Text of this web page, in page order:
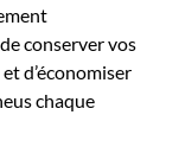
conserver vos
d’économiser
chaque